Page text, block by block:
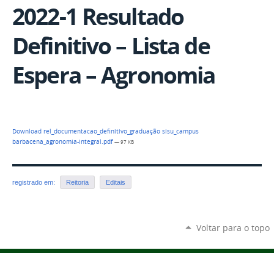
2022-1 Resultado
Definitivo – Lista de
Espera – Agronomia
Download rel_documentacao_definitivo_graduação sisu_campus
barbacena_agronomia-integral.pdf— 97 KB
registrado em: Reitoria Editais
Voltar para o topo